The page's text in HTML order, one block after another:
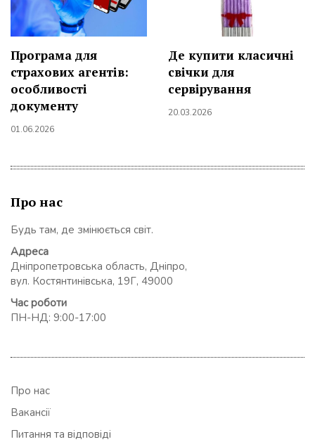
Програма для
страхових агентів:
особливості
документу
01.06.2026
Де купити класичні
свічки для
сервірування
20.03.2026
Про нас
Будь там, де змінюється світ.
Адреса
Дніпропетровська область, Дніпро,
вул. Костянтинівська, 19Г, 49000
Час роботи
ПН-НД: 9:00-17:00
Про нас
Вакансії
Питання та відповіді